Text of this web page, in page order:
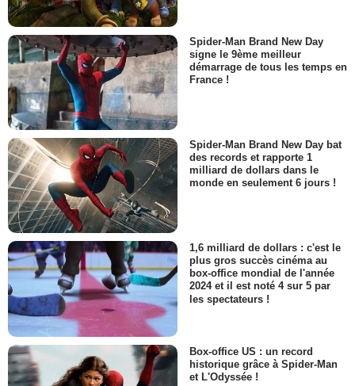
Spider-Man Brand New Day
signe le 9ème meilleur
démarrage de tous les temps en
France !
Spider-Man Brand New Day bat
des records et rapporte 1
milliard de dollars dans le
monde en seulement 6 jours !
1,6 milliard de dollars : c'est le
plus gros succès cinéma au
box-office mondial de l'année
2024 et il est noté 4 sur 5 par
les spectateurs !
Box-office US : un record
historique grâce à Spider-Man
et L'Odyssée !